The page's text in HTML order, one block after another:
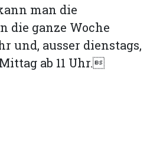
man die
die ganze Woche
und, ausser dienstags,
ab 11 Uhr.